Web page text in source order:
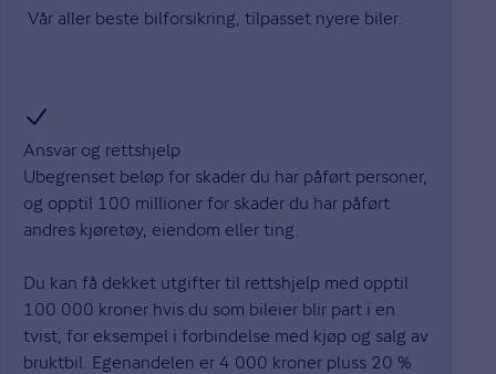
Vår aller beste bilforsikring, tilpasset nyere biler.
Ansvar og rettshjelp
Ubegrenset beløp for skader du har påført personer,
og opptil 100 millioner for skader du har påført
andres kjøretøy, eiendom eller ting.
Du kan få dekket utgifter til rettshjelp med opptil
100 000 kroner hvis du som bileier blir part i en
tvist, for eksempel i forbindelse med kjøp og salg av
bruktbil. Egenandelen er 4 000 kroner pluss 20 %